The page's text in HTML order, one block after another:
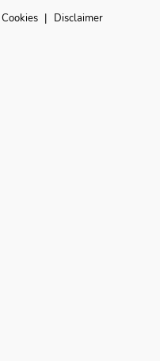
Cookies | Disclaimer